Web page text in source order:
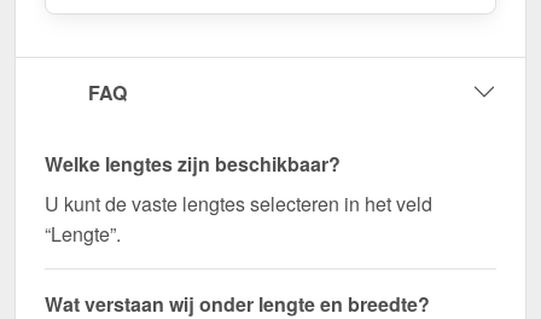
FAQ
Welke lengtes zijn beschikbaar?
U kunt de vaste lengtes selecteren in het veld
“Lengte”.
Wat verstaan wij onder lengte en breedte?